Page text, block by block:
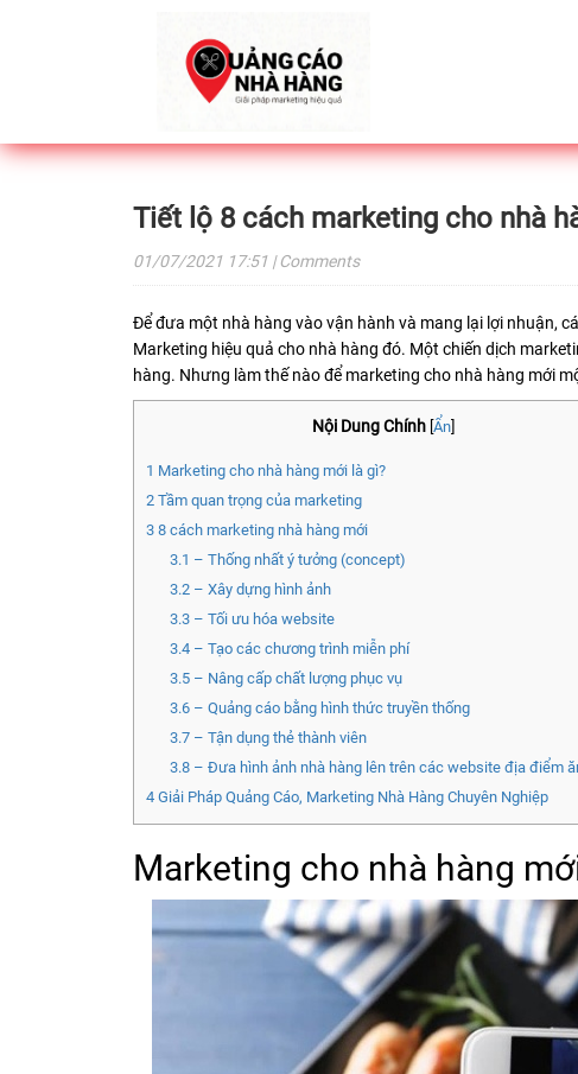
Tiết lộ 8 cách marketing cho nhà
01/07/2021 17:51 | Comments
Để đưa một nhà hàng vào vận hành và mang lại lợi nhuận,
Marketing hiệu quả cho nhà hàng đó. Một chiến dịch
hàng. Nhưng làm thế nào để marketing cho nhà hàng mới
Nội Dung Chính Ẩn
1 Marketing cho nhà hàng mới là gì?
2 Tầm quan trọng của marketing
3 8 cách marketing nhà hàng mới
3.1 – Thống nhất ý tưởng (concept)
3.2– Xây dựng hình ảnh
3.3– Tối ưu hóa website
3.4– Tạo các chương trình miễn phí
3.5– Nâng cấp chất lượng phục vụ
3.6– Quảng cáo bằng hình thức truyền thống
3.7– Tận dụng thẻ thành viên
3.8– Đưa hình ảnh nhà hàng lên trên các website địa điểm
4 ​​​​​​Giải Pháp Quảng Cáo, Marketing Nhà Hàng Chuyên Nghiệp
Marketing cho nhà hàng